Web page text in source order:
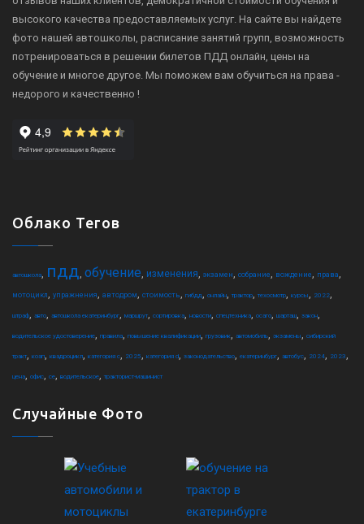
высокого качества предоставляемых услуг. На сайте вы найдете
фото нашей автошколы, расписание занятий групп, возможность
потренироваться в решении билетов ПДД онлайн, цены на
обучение и многое другое. Мы поможем вам обучиться на права -
недорого и качественно !
Облако Тегов
автошкола пдд обучение изменения экзамен собрание вождение права
мотоцикл упражнения автодром стоимость гибдд онлайн трактор техосмотр курсы 2022
штраф авто автошкола екатеринбург маршрут сортировка новости спецтехника осаго шарташ закон
водительское удостоверение правила повышение квалификации грузовик автомобиль экзамены сибирский
тракт коап квадроцикл категория c 2025 категория d законодательство екатеринбург автобус 2024 2023
цена офис ce водительское тракторист-машинист
Случайные Фото